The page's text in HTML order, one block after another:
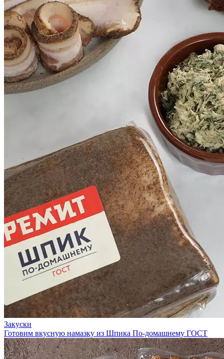
Закуски
Готовим вкусную намазку из Шпика По-домашнему ГОСТ